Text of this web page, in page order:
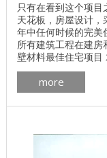
只有在看到这个项
天花板，房屋设计
年中任何时候的完
所有建筑工程在建
壁材料最佳住宅项
。 一楼面积：111.5
天花板高度） 总面
pdf下载 加拿大木屋
more